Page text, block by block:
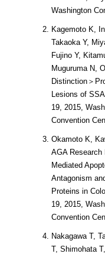
Washington
Kagemoto K,
Takaoka Y,
Fujino Y,
Muguruma N,
Distinction＞
Lesions of
19, 2015,
Convention
Okamoto K,
AGA Research
Mediated
Antagonism
Proteins in
19, 2015,
Convention
Nakagawa T,
T, Shimohata